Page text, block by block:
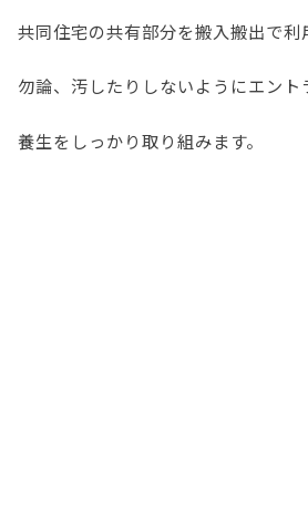
共同住宅の共有部分を搬入搬出で利
勿論、汚したりしないようにエント
養生をしっかり取り組みます。